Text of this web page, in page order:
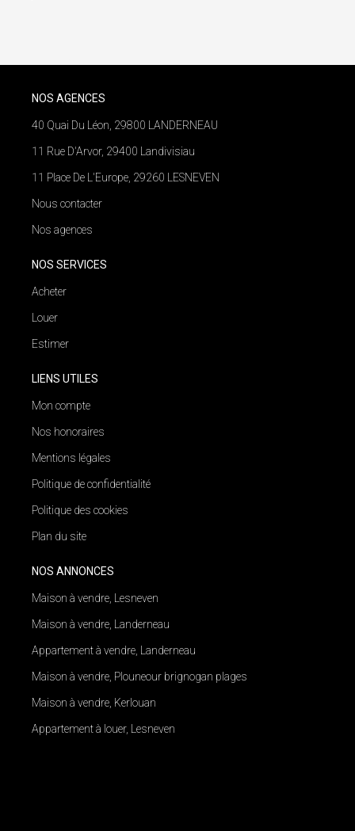
NOS AGENCES
40 Quai Du Léon, 29800 LANDERNEAU
11 Rue D'Arvor, 29400 Landivisiau
11 Place De L'Europe, 29260 LESNEVEN
Nous contacter
Nos agences
NOS SERVICES
Acheter
Louer
Estimer
LIENS UTILES
Mon compte
Nos honoraires
Mentions légales
Politique de confidentialité
Politique des cookies
Plan du site
NOS ANNONCES
Maison à vendre, Lesneven
Maison à vendre, Landerneau
Appartement à vendre, Landerneau
Maison à vendre, Plouneour brignogan plages
Maison à vendre, Kerlouan
Appartement à louer, Lesneven